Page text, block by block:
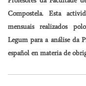
Compostela. Esta
mensuais realizados
Legum para a análise da
español en materia de